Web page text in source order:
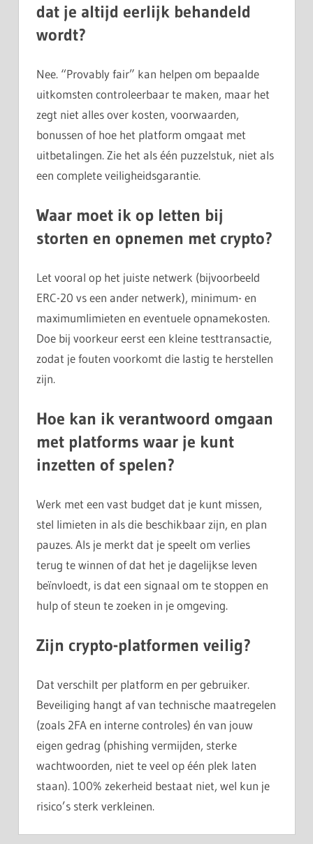
dat je altijd eerlijk behandeld
wordt?
Nee. “Provably fair” kan helpen om bepaalde
uitkomsten controleerbaar te maken, maar het
zegt niet alles over kosten, voorwaarden,
bonussen of hoe het platform omgaat met
uitbetalingen. Zie het als één puzzelstuk, niet als
een complete veiligheidsgarantie.
Waar moet ik op letten bij
storten en opnemen met crypto?
Let vooral op het juiste netwerk (bijvoorbeeld
ERC-20 vs een ander netwerk), minimum- en
maximumlimieten en eventuele opnamekosten.
Doe bij voorkeur eerst een kleine testtransactie,
zodat je fouten voorkomt die lastig te herstellen
zijn.
Hoe kan ik verantwoord omgaan
met platforms waar je kunt
inzetten of spelen?
Werk met een vast budget dat je kunt missen,
stel limieten in als die beschikbaar zijn, en plan
pauzes. Als je merkt dat je speelt om verlies
terug te winnen of dat het je dagelijkse leven
beïnvloedt, is dat een signaal om te stoppen en
hulp of steun te zoeken in je omgeving.
Zijn crypto-platformen veilig?
Dat verschilt per platform en per gebruiker.
Beveiliging hangt af van technische maatregelen
(zoals 2FA en interne controles) én van jouw
eigen gedrag (phishing vermijden, sterke
wachtwoorden, niet te veel op één plek laten
staan). 100% zekerheid bestaat niet, wel kun je
risico’s sterk verkleinen.
CRYPTO